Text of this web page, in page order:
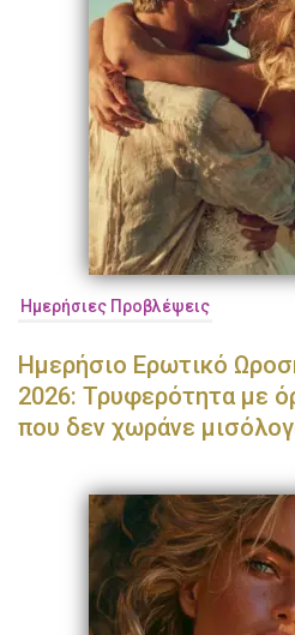
Ημερήσιες Προβλέψεις
Ημερήσιο Ερωτικό
2026: Τρυφερότητα με
που δεν χωράνε